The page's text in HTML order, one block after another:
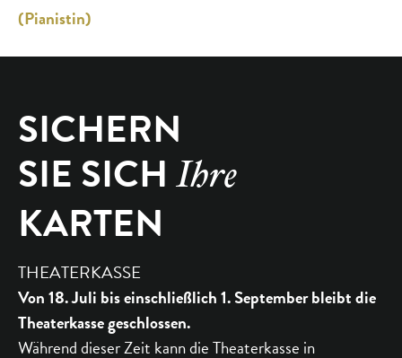
(Pianistin)
SICHERN
SIE SICH Ihre
KARTEN
THEATERKASSE
Von 18. Juli bis einschließlich 1. September bleibt die
Theaterkasse geschlossen.
Während dieser Zeit kann die Theaterkasse in